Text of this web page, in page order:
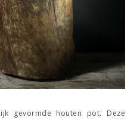
gevormde houten pot. Deze